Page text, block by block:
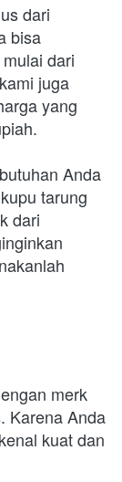
dari
bisa
dari
juga
yang
Anda
tarung
dari
merk
Karena Anda
kuat dan